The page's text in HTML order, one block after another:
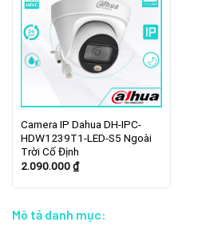
Camera IP Dahua DH-IPC-
HDW1239T1-LED-S5 Ngoài
Trời Cố Định
2.090.000₫
Mô tả danh mục: